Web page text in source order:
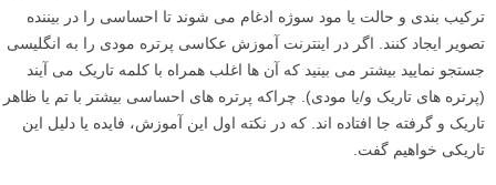
ترکیب بندی و حالت یا مود سوژه ادغام می شوند تا احساسی را در بیننده
تصویر ایجاد کنند. اگر در اینترنت آموزش عکاسی پرتره مودی را به انگلیسی
جستجو نمایید بیشتر می بینید که آن ها اغلب همراه با کلمه تاریک می آیند
(پرتره های تاریک و/یا مودی). چراکه پرتره های احساسی بیشتر با تم یا ظاهر
تاریک و گرفته جا افتاده اند. که در نکته اول این آموزش، فایده یا دلیل این
تاریکی خواهیم گفت.